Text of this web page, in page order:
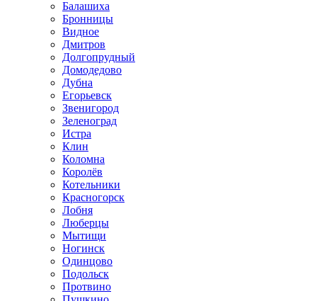
Балашиха
Бронницы
Видное
Дмитров
Долгопрудный
Домодедово
Дубна
Егорьевск
Звенигород
Зеленоград
Истра
Клин
Коломна
Королёв
Котельники
Красногорск
Лобня
Люберцы
Мытищи
Ногинск
Одинцово
Подольск
Протвино